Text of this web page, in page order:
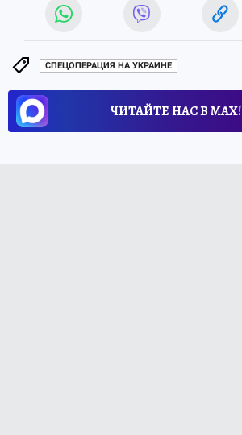
СПЕЦОПЕРАЦИЯ НА УКРАИНЕ
ЧИТАЙТЕ НАС В МАХ!